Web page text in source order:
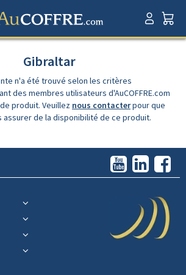
Gibraltar
n'a été trouvé selon les critères
des membres utilisateurs d'AuCOFFRE.com
produit. Veuillez nous contacterpour que
assurer de la disponibilité de ce produit.